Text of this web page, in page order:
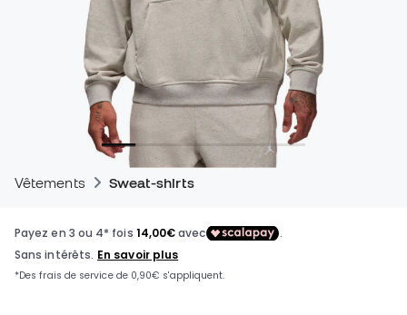
Vêtements Sweat-shirts